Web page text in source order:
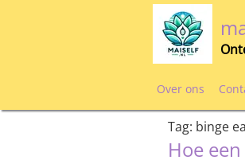
Over ons
Tag: binge
Hoe